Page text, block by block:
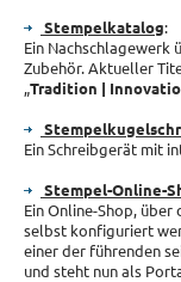
Stempelkatalog:
Ein Nachschlagewerk
Zubehör. Aktueller
„Tradition |
Ein Schreibgerät mit
Stempel-Online-
Ein Online-Shop,
selbst konfiguriert
einer der führenden
und steht nun als